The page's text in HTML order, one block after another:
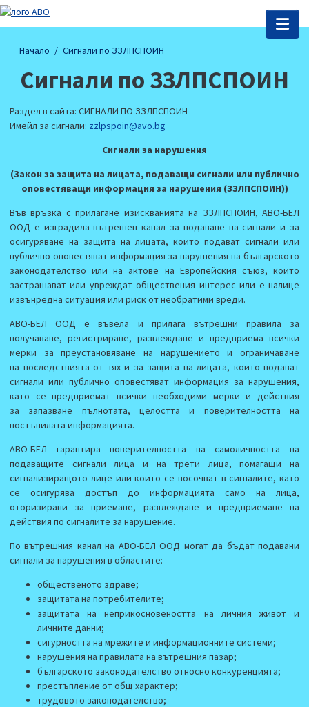
Начало Сигнали по ЗЗЛПСПОИН
Сигнали по ЗЗЛПСПОИН
Раздел в сайта: СИГНАЛИ ПО ЗЗЛПСПОИН
Имейл за сигнали: zzlpspoin@avo.bg
Сигнали за нарушения
(Закон за защита на лицата, подаващи сигнали или публично
оповестяващи информация за нарушения (ЗЗЛПСПОИН))
Във връзка с прилагане изискванията на ЗЗЛПСПОИН, АВО-БЕЛ
ООД е изградила вътрешен канал за подаване на сигнали и за
осигуряване на защита на лицата, които подават сигнали или
публично оповестяват информация за нарушения на българското
законодателство или на актове на Европейския съюз, които
застрашават или увреждат обществения интерес или е налице
извънредна ситуация или риск от необратими вреди.
АВО-БЕЛ ООД е въвела и прилага вътрешни правила за
получаване, регистриране, разглеждане и предприема всички
мерки за преустановяване на нарушението и ограничаване
на последствията от тях и за защита на лицата, които подават
сигнали или публично оповестяват информация за нарушения,
като се предприемат всички необходими мерки и действия
за запазване пълнотата, целостта и поверителността на
постъпилата информацията.
АВО-БЕЛ гарантира поверителността на самоличността на
подаващите сигнали лица и на трети лица, помагащи на
сигнализиращото лице или които се посочват в сигналите, като
се осигурява достъп до информацията само на лица,
оторизирани за приемане, разглеждане и предприемане на
действия по сигналите за нарушение.
По вътрешния канал на АВО-БЕЛ ООД могат да бъдат подавани
сигнали за нарушения в областите:
общественото здраве;
защитата на потребителите;
защитата на неприкосновеността на личния живот и
личните данни;
сигурността на мрежите и информационните системи;
нарушения на правилата на вътрешния пазар;
българското законодателство относно конкуренцията;
престъпление от общ характер;
трудовото законодателство;